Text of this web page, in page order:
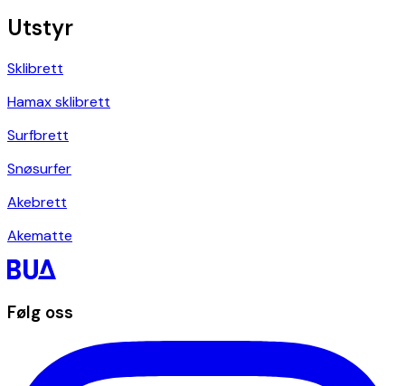
Utstyr
Sklibrett
Hamax sklibrett
Surfbrett
Snøsurfer
Akebrett
Akematte
Følg oss